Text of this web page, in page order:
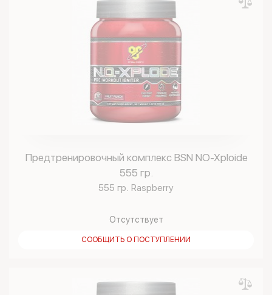
Предтренировочный комплекс BSN NO-Xploide
555 гр.
555 гр. Raspberry
Отсутствует
СООБЩИТЬ О ПОСТУПЛЕНИИ